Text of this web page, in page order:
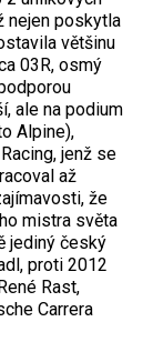
nejen poskytla
většinu
03R, osmý
ale na podium
Alpine),
jenž se
až
že
mistra světa
jediný český
proti 2012
Rast,
Carrera